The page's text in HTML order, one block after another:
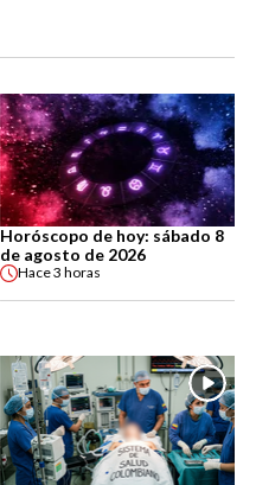
Horóscopo de hoy: sábado 8
de agosto de 2026
Hace3 horas